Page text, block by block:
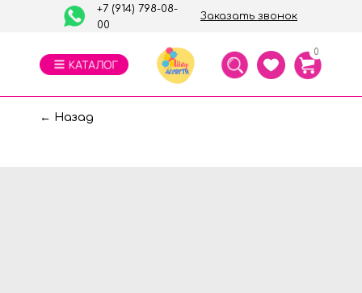
Заказать звонок
+7 (914) 798-08-
00
0
← Назад